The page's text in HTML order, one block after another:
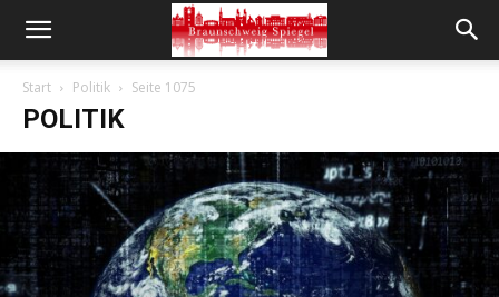
Start Politik Seite 1075
POLITIK